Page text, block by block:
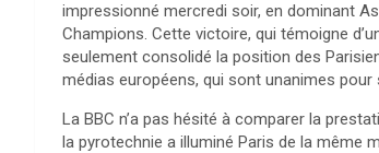
impressionné mercredi soir, en dominant
Champions. Cette victoire, qui témoigne
seulement consolidé la position des
médias européens, qui sont unanimes
La BBC n’a pas hésité à comparer la
la pyrotechnie a illuminé Paris de la même